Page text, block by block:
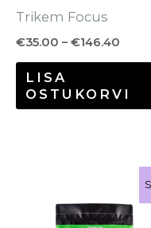
Trikem Focus
€35.00 – €146.40
LISA
OSTUKORVI
kuni
€111.90